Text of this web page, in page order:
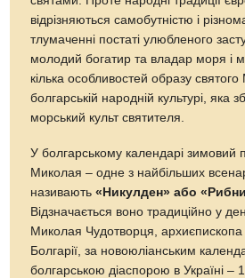
відрізняються самобутністю і
тлумаченні постаті улюбленого
молодий богатир та владар моря і
кілька особливостей образу
болгарській народній культурі, яка
морський культ святителя.
У болгарському календарі зимовий
Миколая – одне з найбільших
називають«Никулден» або
Відзначається воно традиційно у
Миколая Чудотворця, архиєпископа
Болгарії, за новоюліанським
болгарською діаспорою в Україні –